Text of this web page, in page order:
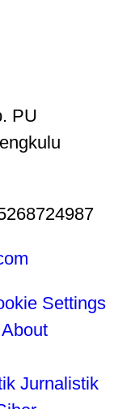
PU
Settings
About
Jurnalistik